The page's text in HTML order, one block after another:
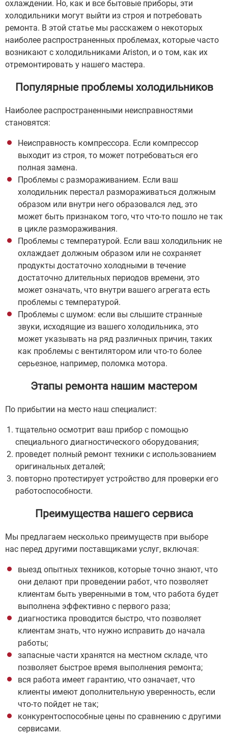
охлаждении. Но, как и все бытовые приборы, эти
холодильники могут выйти из строя и потребовать
ремонта. В этой статье мы расскажем о некоторых
наиболее распространенных проблемах, которые часто
возникают с холодильниками Ariston, и о том, как их
отремонтировать у нашего мастера.
Популярные проблемы холодильников
Наиболее распространенными неисправностями
становятся:
Неисправность компрессора. Если компрессор
выходит из строя, то может потребоваться его
полная замена.
Проблемы с размораживанием. Если ваш
холодильник перестал размораживаться должным
образом или внутри него образовался лед, это
может быть признаком того, что что-то пошло не так
в цикле размораживания.
Проблемы с температурой. Если ваш холодильник не
охлаждает должным образом или не сохраняет
продукты достаточно холодными в течение
достаточно длительных периодов времени, это
может означать, что внутри вашего агрегата есть
проблемы с температурой.
Проблемы с шумом: если вы слышите странные
звуки, исходящие из вашего холодильника, это
может указывать на ряд различных причин, таких
как проблемы с вентилятором или что-то более
серьезное, например, поломка мотора.
Этапы ремонта нашим мастером
По прибытии на место наш специалист:
тщательно осмотрит ваш прибор с помощью
специального диагностического оборудования;
проведет полный ремонт техники с использованием
оригинальных деталей;
повторно протестирует устройство для проверки его
работоспособности.
Преимущества нашего сервиса
Мы предлагаем несколько преимуществ при выборе
нас перед другими поставщиками услуг, включая:
выезд опытных техников, которые точно знают, что
они делают при проведении работ, что позволяет
клиентам быть уверенными в том, что работа будет
выполнена эффективно с первого раза;
диагностика проводится быстро, что позволяет
клиентам знать, что нужно исправить до начала
работы;
запасные части хранятся на местном складе, что
позволяет быстрое время выполнения ремонта;
вся работа имеет гарантию, что означает, что
клиенты имеют дополнительную уверенность, если
что-то пойдет не так;
конкурентоспособные цены по сравнению с другими
сервисами.